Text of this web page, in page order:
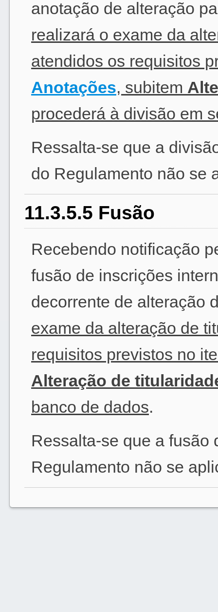
anotação de alteração
realizará o exame da
atendidos os requisitos
Anotações, subitem
procederá à divisão em
Ressalta-se que a
do Regulamento não se
11.3.5.5 Fusão
Recebendo notificação
fusão de inscrições
decorrente de alteração
exame da alteração de
requisitos previstos no
Alteração de
banco de dados.
Ressalta-se que a fusão
Regulamento não se